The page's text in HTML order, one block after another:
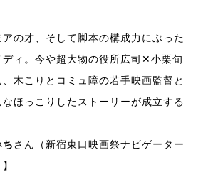
の才、そして脚本の構成力にぶった
ディ。今や超大物の役所広司✕小栗旬
木こりとコミュ障の若手映画監督と
ほっこりしたストーリーが成立する
さん（新宿東口映画祭ナビゲーター